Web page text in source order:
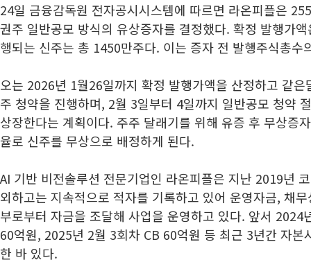
24일 금융감독원 전자공시시스템에 따르면 라온피플은
권주 일반공모 방식의 유상증자를 결정했다. 확정 발행가
행되는 신주는 총 1450만주다. 이는 증자 전 발행주식총
오는 2026년 1월26일까지 확정 발행가액을 산정하고 같
주 청약을 진행하며, 2월 3일부터 4일까지 일반공모 청약
상장한다는 계획이다. 주주 달래기를 위해 유증 후 무상증
율로 신주를 무상으로 배정하게 된다.
AI 기반 비전솔루션 전문기업인 라온피플은 지난 2019년
외하고는 지속적으로 적자를 기록하고 있어 운영자금, 채
부로부터 자금을 조달해 사업을 운영하고 있다. 앞서 2024
60억원, 2025년 2월 3회차 CB 60억원 등 최근 3년간 자본
한 바 있다.